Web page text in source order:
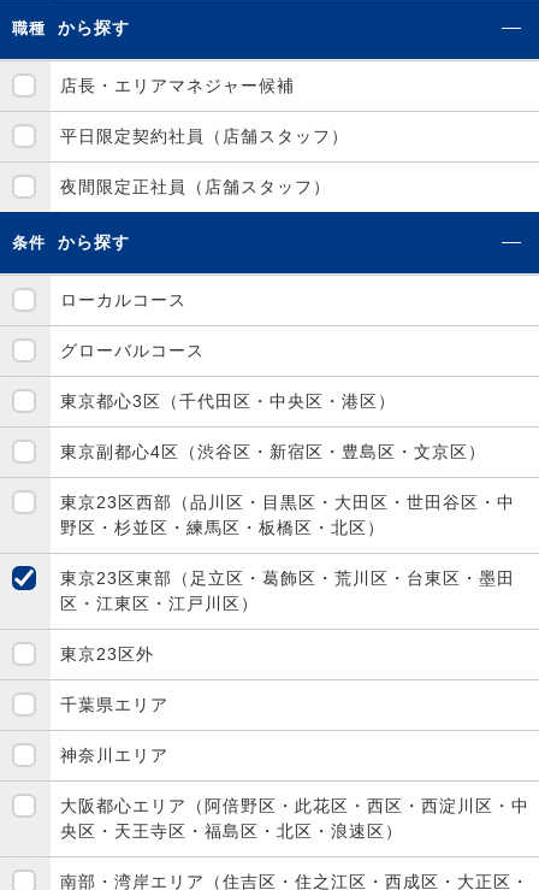
職種 から探す
店長・エリアマネジャー候補
平日限定契約社員（店舗スタッフ）
夜間限定正社員（店舗スタッフ）
条件 から探す
ローカルコース
グローバルコース
東京都心3区（千代田区・中央区・港区）
東京副都心4区（渋谷区・新宿区・豊島区・文京区）
東京23区西部（品川区・目黒区・大田区・世田谷区・中
野区・杉並区・練馬区・板橋区・北区）
東京23区東部（足立区・葛飾区・荒川区・台東区・墨田
区・江東区・江戸川区）
東京23区外
千葉県エリア
神奈川エリア
大阪都心エリア（阿倍野区・此花区・西区・西淀川区・中
央区・天王寺区・福島区・北区・浪速区）
南部・湾岸エリア（住吉区・住之江区・西成区・大正区・